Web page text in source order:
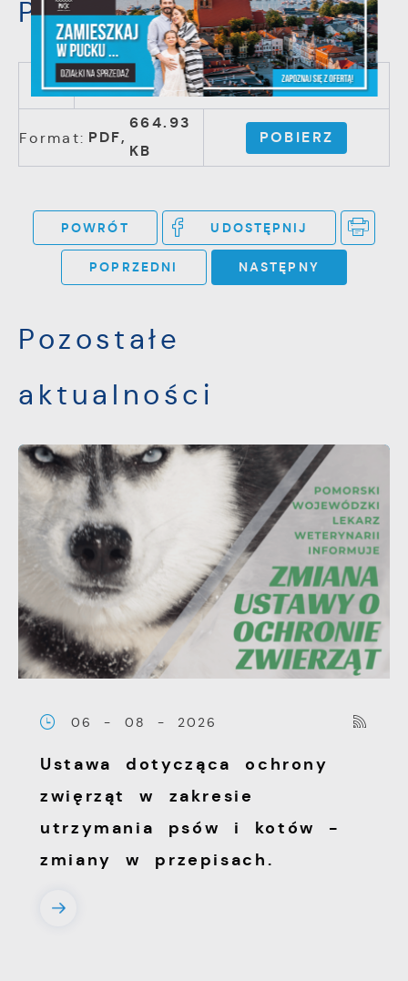
Pliki do pobrania:
ulotka
Format: PDF,
664.93
KB
POBIERZ
POWRÓT UDOSTĘPNIJ
POPRZEDNI NASTĘPNY
Pozostałe
aktualności
06 - 08 - 2026
Ustawa dotycząca ochrony
zwięrząt w zakresie
utrzymania psów i kotów -
zmiany w przepisach.